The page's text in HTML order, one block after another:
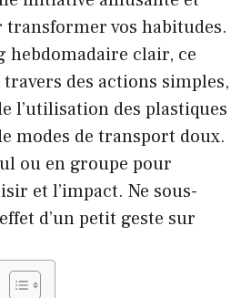
transformer vos habitudes.
hebdomadaire clair, ce
des actions simples,
l’utilisation des plastiques
modes de transport doux.
ou en groupe pour
et l’impact. Ne sous-
d’un petit geste sur